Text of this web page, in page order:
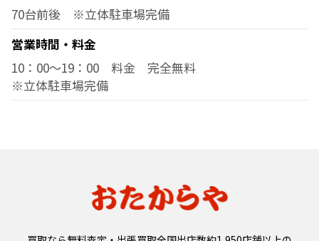
70台前後 ※立体駐車場完備
営業時間・料金
10：00～19：00 料金 完全無料
※立体駐車場完備